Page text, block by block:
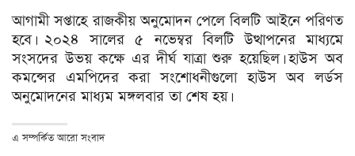
আগামী সপ্তাহে রাজকীয় অনুমোদন পেলে বিলটি আইনে পরিণত
হবে। ২০২৪ সালের ৫ নভেম্বর বিলটি উত্থাপনের মাধ্যমে
সংসদের উভয় কক্ষে এর দীর্ঘ যাত্রা শুরু হয়েছিল। হাউস অব
কমন্সের এমপিদের করা সংশোধনীগুলো হাউস অব লর্ডস
অনুমোদনের মাধ্যম মঙ্গলবার তা শেষ হয়।
এ সম্পর্কিত আরো সংবাদ